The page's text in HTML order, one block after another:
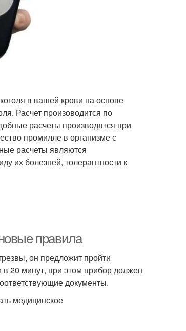
в вашей крови на основе
Расчет произоводится по
расчеты производятся при
промилле в организме с
расчеты являются
их болезней, толерантности к
правила
он предложит пройти
20 минут, при этом прибор должен
документы.
медицинское